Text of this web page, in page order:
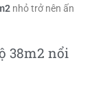
nhỏ trở nên ấn
38m2 nổi